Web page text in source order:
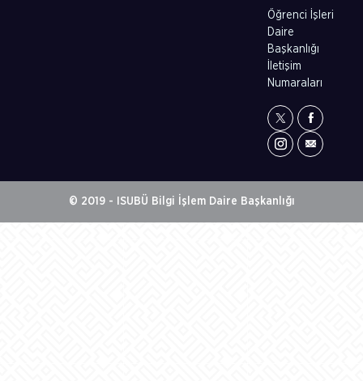
Öğrenci İşleri
Daire
Başkanlığı
İletişim
Numaraları
© 2019 - ISUBÜ Bilgi İşlem Daire Başkanlığı